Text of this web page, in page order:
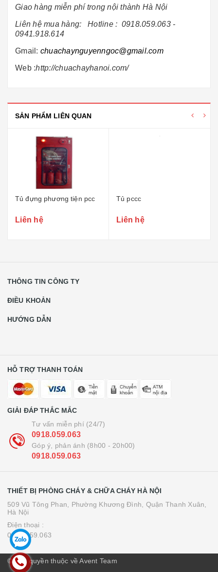
Giao hàng miễn phí trong nội thành Hà Nội
Liên hệ mua hàng: Hotline : 0918.059.063 -
0941.918.614
Gmail: chuachaynguyenngoc@gmail.com
Web :http://chuachayhanoi.com/
SẢN PHẨM LIÊN QUAN
Tủ đựng phương tiện pcc
Liên hệ
Tủ pccc
Liên hệ
THÔNG TIN CÔNG TY
ĐIỀU KHOẢN
HƯỚNG DẪN
HỖ TRỢ THANH TOÁN
GIẢI ĐÁP THẮC MẮC
Tư vấn miễn phí (24/7)
0918.059.063
Góp ý, phản ánh (8h00 - 20h00)
0918.059.063
THIẾT BỊ PHÒNG CHÁY & CHỮA CHÁY HÀ NỘI
509 Vũ Tông Phan, Phường Khương Đình, Quận Thanh Xuân,
Hà Nội
Điện thoại :
0918.059.063
© Bản quyền thuộc về Avent Team